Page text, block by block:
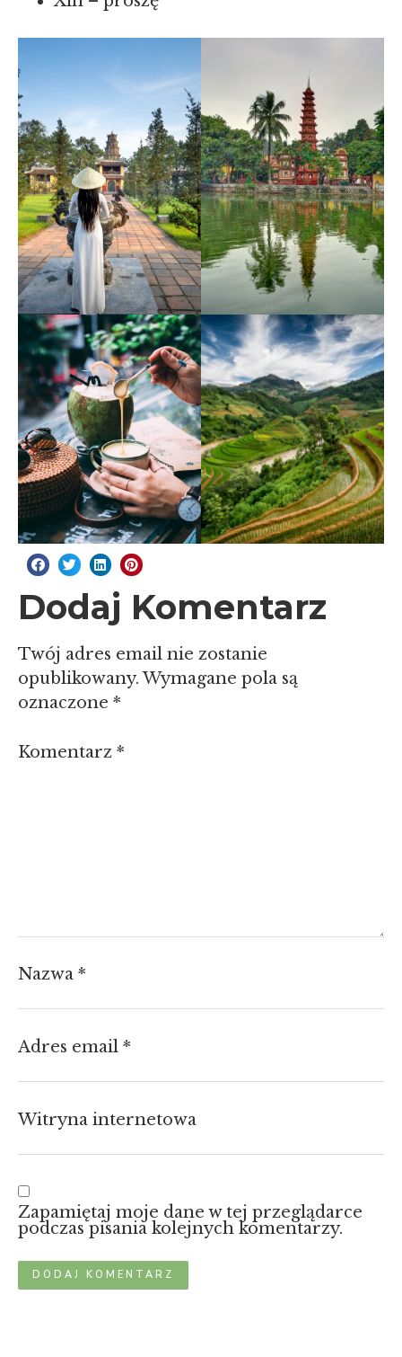
Dodaj Komentarz
Twój adres email nie zostanie
opublikowany. Wymagane pola są
oznaczone *
Komentarz *
Nazwa *
Adres email *
Witryna internetowa
Zapamiętaj moje dane w tej przeglądarce
podczas pisania kolejnych komentarzy.